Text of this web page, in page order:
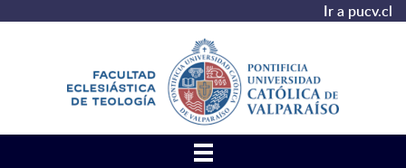
Ir a pucv.cl